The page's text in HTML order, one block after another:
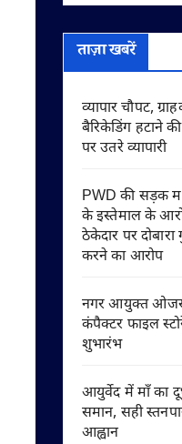
ताज़ा खबरें
व्यापार चौपट,
बैरिकेडिंग हटाने
पर उतरे व्यापारी
PWD की सड़क
के इस्तेमाल के
ठेकेदार पर
करने का आरोप
नगर आयुक्त
कंपैक्टर फाइल
शुभारंभ
आयुर्वेद में माँ का
समान, सही
आह्वान